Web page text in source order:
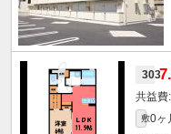
303
敷0ヶ